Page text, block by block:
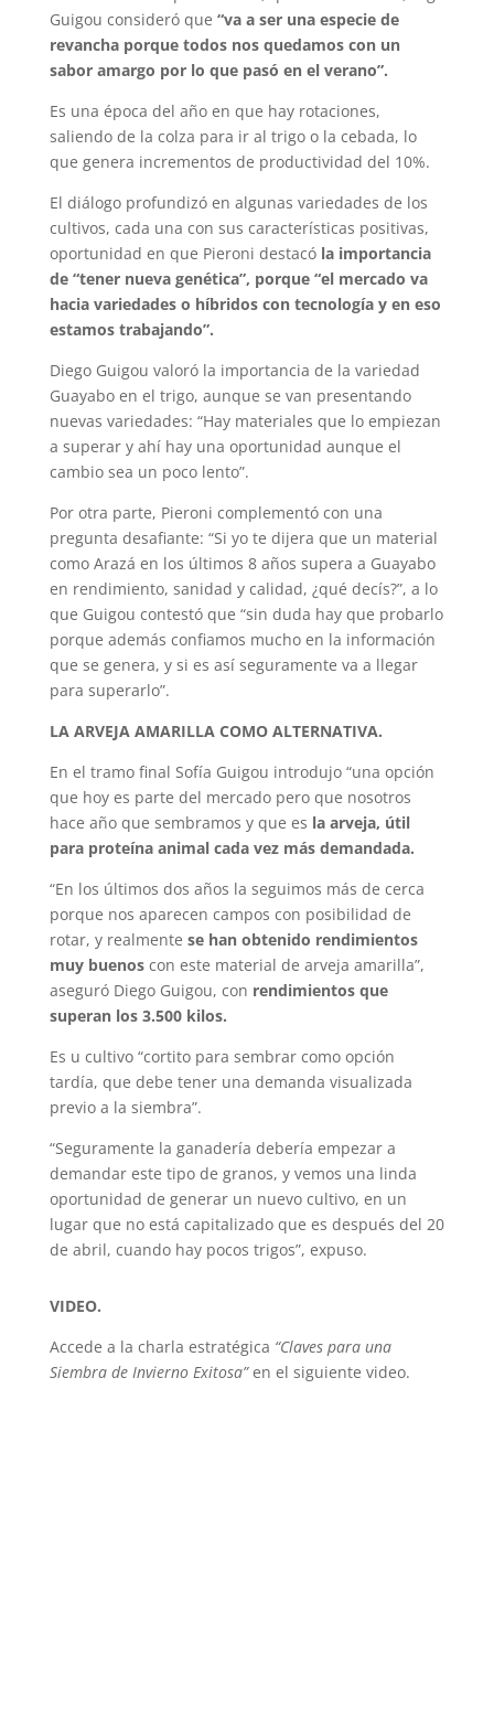
Guigou consideró que “va a ser una especie de
revancha porque todos nos quedamos con un
sabor amargo por lo que pasó en el verano”.
Es una época del año en que hay rotaciones,
saliendo de la colza para ir al trigo o la cebada, lo
que genera incrementos de productividad del 10%.
El diálogo profundizó en algunas variedades de los
cultivos, cada una con sus características positivas,
oportunidad en que Pieroni destacó la importancia
de “tener nueva genética”, porque “el mercado va
hacia variedades o híbridos con tecnología y en eso
estamos trabajando”.
Diego Guigou valoró la importancia de la variedad
Guayabo en el trigo, aunque se van presentando
nuevas variedades: “Hay materiales que lo empiezan
a superar y ahí hay una oportunidad aunque el
cambio sea un poco lento”.
Por otra parte, Pieroni complementó con una
pregunta desafiante: “Si yo te dijera que un material
como Arazá en los últimos 8 años supera a Guayabo
en rendimiento, sanidad y calidad, ¿qué decís?”, a lo
que Guigou contestó que “sin duda hay que probarlo
porque además confiamos mucho en la información
que se genera, y si es así seguramente va a llegar
para superarlo”.
LA ARVEJA AMARILLA COMO ALTERNATIVA.
En el tramo final Sofía Guigou introdujo “una opción
que hoy es parte del mercado pero que nosotros
hace año que sembramos y que es la arveja, útil
para proteína animal cada vez más demandada.
“En los últimos dos años la seguimos más de cerca
porque nos aparecen campos con posibilidad de
rotar, y realmente se han obtenido rendimientos
muy buenoscon este material de arveja amarilla”,
aseguró Diego Guigou, con rendimientos que
superan los 3.500 kilos.
Es u cultivo “cortito para sembrar como opción
tardía, que debe tener una demanda visualizada
previo a la siembra”.
“Seguramente la ganadería debería empezar a
demandar este tipo de granos, y vemos una linda
oportunidad de generar un nuevo cultivo, en un
lugar que no está capitalizado que es después del 20
de abril, cuando hay pocos trigos”, expuso.
VIDEO.
Accede a la charla estratégica “Claves para una
Siembra de Invierno Exitosa”en el siguiente video.